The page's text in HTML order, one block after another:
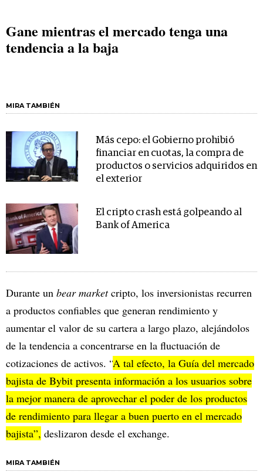
Gane mientras el mercado tenga una
tendencia a la baja
MIRA TAMBIÉN
Más cepo: el Gobierno prohibió
financiar en cuotas, la compra de
productos o servicios adquiridos en
el exterior
El cripto crash está golpeando al
Bank of America
Durante un bear marketcripto, los inversionistas recurren
a productos confiables que generan rendimiento y
aumentar el valor de su cartera a largo plazo, alejándolos
de la tendencia a concentrarse en la fluctuación de
cotizaciones de activos. “A tal efecto, la Guía del mercado
bajista de Bybit presenta información a los usuarios sobre
la mejor manera de aprovechar el poder de los productos
de rendimiento para llegar a buen puerto en el mercado
bajista”, deslizaron desde el exchange.
MIRA TAMBIÉN